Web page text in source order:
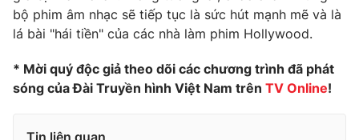
bộ phim âm nhạc sẽ tiếp tục là sức hút mạnh mẽ và là
lá bài "hái tiền" của các nhà làm phim Hollywood.
* Mời quý độc giả theo dõi các chương trình đã phát
sóng của Đài Truyền hình Việt Nam trên TV Online!